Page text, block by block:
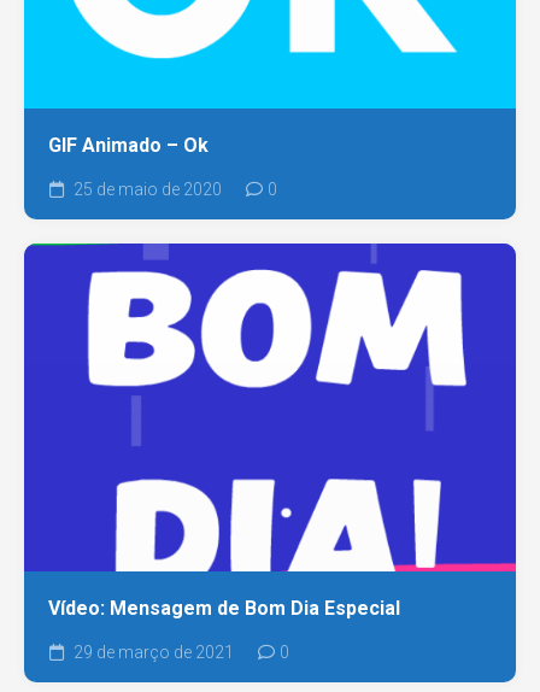
GIF Animado – Ok
25 de maio de 2020 0
Vídeo: Mensagem de Bom Dia Especial
29 de março de 2021 0